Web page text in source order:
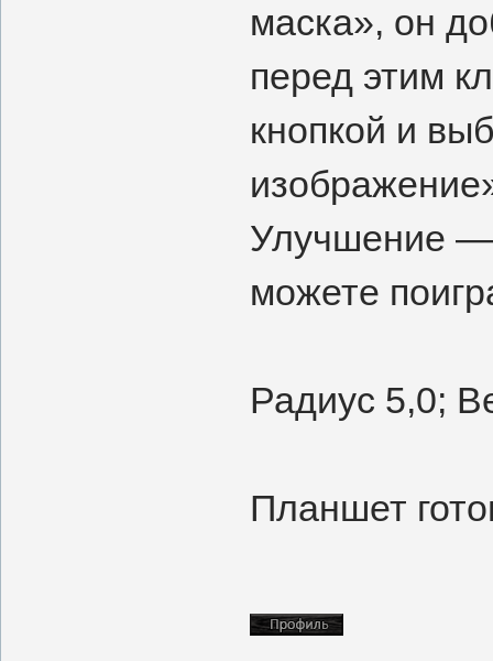
маска», он
перед этим
кнопкой и
Улучшение —
можете
Радиус 5,0;
Планшет